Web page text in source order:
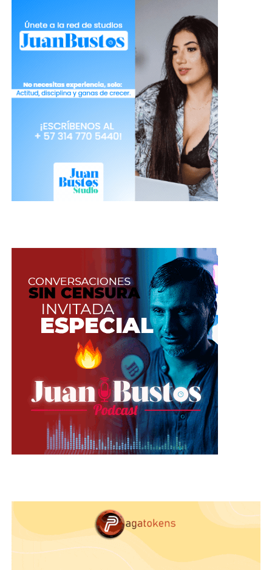
El programa se basa exclusivamente en la
adquisición de nuevos clientes a través de los
enlaces personalizados de las modelos. Por lo
tanto, los usuarios que ya están registrados en la
plataforma no son elegibles para la campaña,
incluso si crean una nueva cuenta.
Para los modelos masculinos, la plataforma
especifica que la tasa de pago será del 85 % sobre
el dinero gastado en su propio chat, además del 10
% adicional generado por los gastos realizados en
otras partes de la plataforma.
modelos, en un momento en el que la adquisición
de audiencia a través de las redes sociales se ha
convertido en un motor de crecimiento esencial
para la industria del live cam.